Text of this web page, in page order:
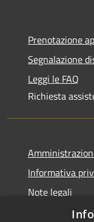
Prenotazione
Segnalazione
Leggi le FAQ
Richiesta
Informativa
Note legali
Dichiarazione